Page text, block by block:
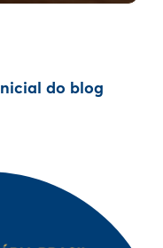
do blog